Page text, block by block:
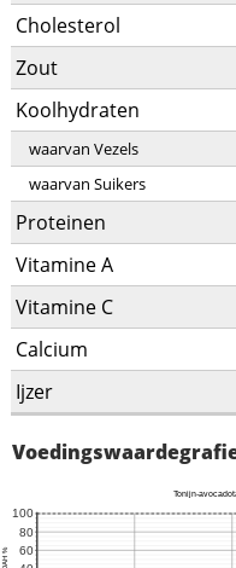
Cholesterol
Zout
Koolhydraten
waarvan Vezels
waarvan Suikers
Proteinen
Vitamine A
Vitamine C
Calcium
Ijzer